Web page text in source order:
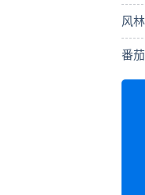
风
番